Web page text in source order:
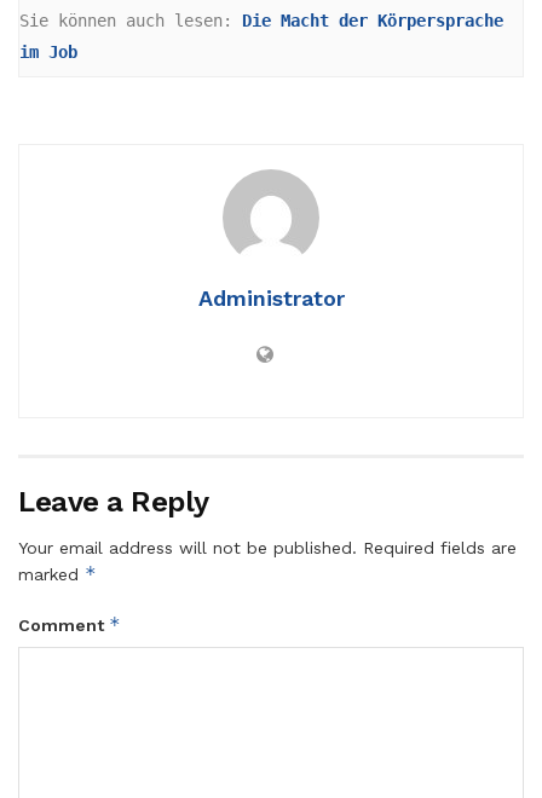
Sie können auch lesen: Die Macht der Körpersprache
im Job
Administrator
Leave a Reply
Your email address will not be published. Required fields are
marked *
Comment *